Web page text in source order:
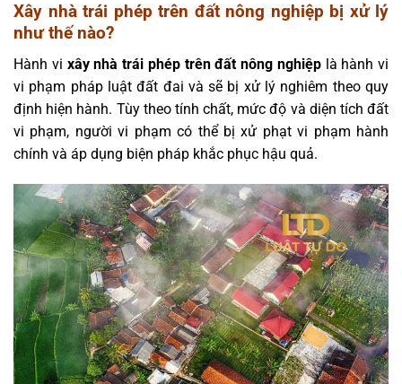
Xây nhà trái phép trên đất nông nghiệp bị xử lý
như thế nào?
Hành vi xây nhà trái phép trên đất nông nghiệplà hành vi
vi phạm pháp luật đất đai và sẽ bị xử lý nghiêm theo quy
định hiện hành. Tùy theo tính chất, mức độ và diện tích đất
vi phạm, người vi phạm có thể bị xử phạt vi phạm hành
chính và áp dụng biện pháp khắc phục hậu quả.